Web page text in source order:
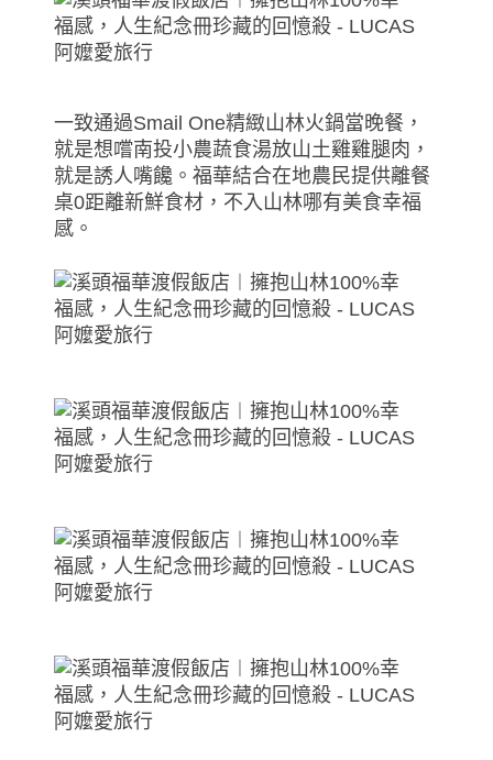
一致通過Smail One精緻山林火鍋當晚餐，
就是想嚐南投小農蔬食湯放山土雞雞腿肉，
就是誘人嘴饞。福華結合在地農民提供離餐
桌0距離新鮮食材，不入山林哪有美食幸福
感。